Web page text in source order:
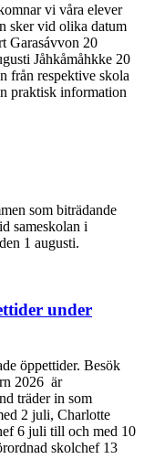
vi våra elever
sker vid olika datum
Garasávvon 20
Jåhkåmåhkke 20
från respektive skola
praktisk information
som biträdande
sameskolan i
1 augusti.
under
öppettider. Besök
2026 är
träder in som
2 juli, Charlotte
6 juli till och med 10
skolchef 13